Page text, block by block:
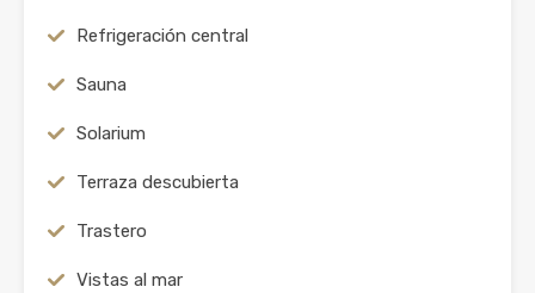
Refrigeración central
Sauna
Solarium
Terraza descubierta
Trastero
Vistas al mar